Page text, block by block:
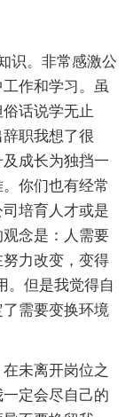
。非常感激公
作和学习。虽
话说学无止
职我想了很
成长为独挡一
你们也有经常
培育人才或是
念是：人需要
力改变，变得
。但是我觉得自
需要变换环境
未离开岗位之
定会尽自己的